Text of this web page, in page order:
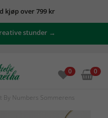
kjøp over 799 kr
stunder →
0 0
By Numbers Sommerens